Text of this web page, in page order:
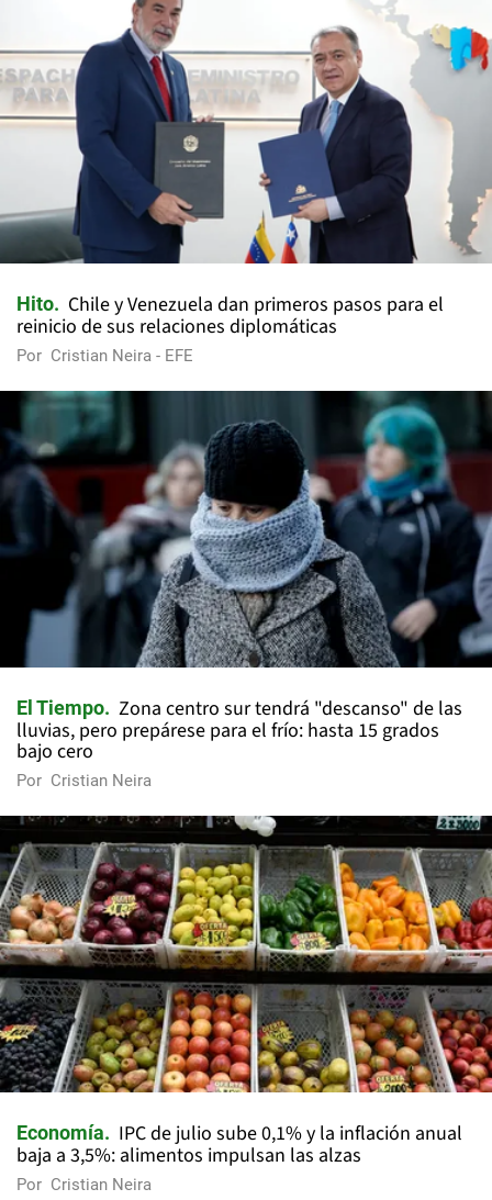
Hito
Chile y Venezuela dan primeros pasos para el
reinicio de sus relaciones diplomáticas
Por Cristian Neira - EFE
El Tiempo
Zona centro sur tendrá "descanso" de las
lluvias, pero prepárese para el frío: hasta 15 grados
bajo cero
Por Cristian Neira
Economía
IPC de julio sube 0,1% y la inflación anual
baja a 3,5%: alimentos impulsan las alzas
Por Cristian Neira